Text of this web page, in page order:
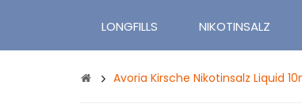
LONGFILLS NIKOTINSALZ
Avoria Kirsche Nikotinsalz Liquid